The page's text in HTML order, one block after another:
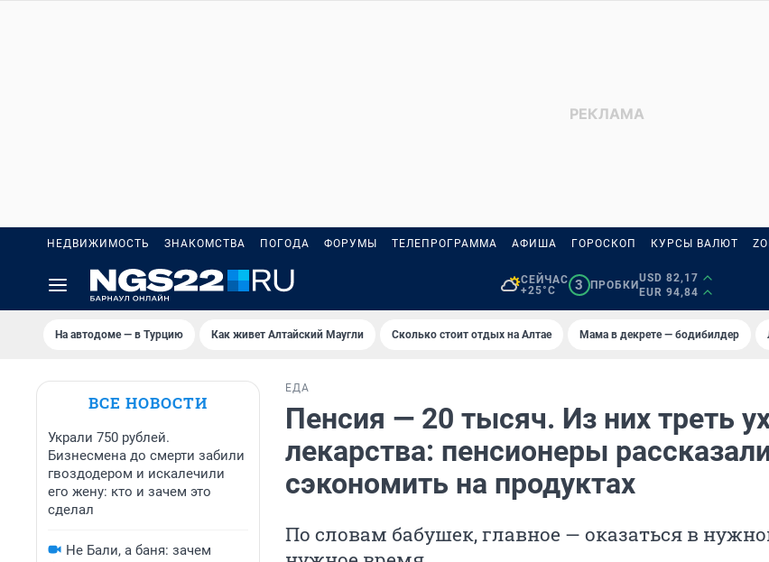
НЕДВИЖИМОСТЬ ЗНАКОМСТВА ПОГОДА ФОРУМЫ ТЕЛЕПРОГРАММА АФИША ГОРОСКОП КУРСЫ ВАЛЮТ
СЕЙЧАС
+25°C
3 ПРОБКИ
USD 82,17
EUR 94,84
На автодоме — в Турцию Как живет Алтайский Маугли Сколько стоит отдых на Алтае Мама в декрете — бодибилдер
ВСЕ НОВОСТИ
Украли 750 рублей.
Бизнесмена до смерти забили
гвоздодером и искалечили
его жену: кто и зачем это
сделал
Не Бали, а баня: зачем
ЕДА
Пенсия — 20 тысяч. Из них треть
лекарства: пенсионеры
сэкономить на продуктах
По словам бабушек, главное — оказаться в